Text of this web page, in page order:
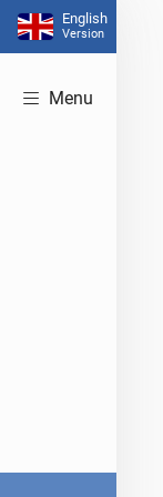
English
Version
Menu